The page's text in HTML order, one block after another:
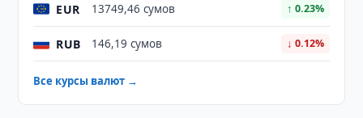
EUR 13749,46 сумов ↑ 0.23%
RUB 146,19 сумов ↓ 0.12%
Все курсы валют →